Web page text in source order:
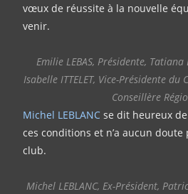
vœux de réussite à la nouvelle
venir.
Emilie LEBAS, Présidente, Tatiana
Isabelle ITTELET, Vice-Présidente
Conseillère
Michel LEBLANC se dit heureux
ces conditions et n’a aucun
club.
Michel LEBLANC, Ex-Président,